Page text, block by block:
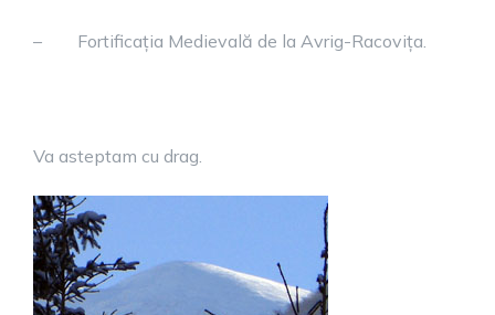
– Fortificația Medievală de la Avrig-Racovița.
Va asteptam cu drag.